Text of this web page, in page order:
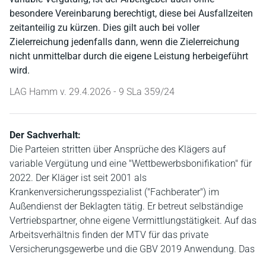
besondere Vereinbarung berechtigt, diese bei Ausfallzeiten
zeitanteilig zu kürzen. Dies gilt auch bei voller
Zielerreichung jedenfalls dann, wenn die Zielerreichung
nicht unmittelbar durch die eigene Leistung herbeigeführt
wird.
LAG Hamm v. 29.4.2026 - 9 SLa 359/24
Der Sachverhalt:
Die Parteien stritten über Ansprüche des Klägers auf
variable Vergütung und eine "Wettbewerbsbonifikation" für
2022. Der Kläger ist seit 2001 als
Krankenversicherungsspezialist ("Fachberater") im
Außendienst der Beklagten tätig. Er betreut selbständige
Vertriebspartner, ohne eigene Vermittlungstätigkeit. Auf das
Arbeitsverhältnis finden der MTV für das private
Versicherungsgewerbe und die GBV 2019 Anwendung. Das